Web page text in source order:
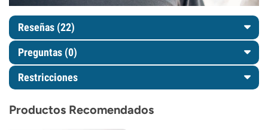
Reseñas (22)
Preguntas (0)
Restricciones
Productos Recomendados